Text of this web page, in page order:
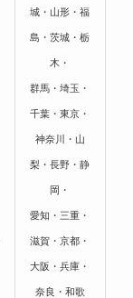
城・山形・福
島・茨城・栃
木・
群馬・埼玉・
千葉・東京・
神奈川・山
梨・長野・静
岡・
愛知・三重・
滋賀・京都・
大阪・兵庫・
奈良・和歌